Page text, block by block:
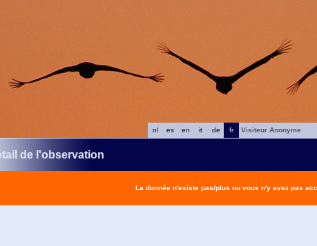
fr
de
it
en
es
nl
Visiteur Anonyme
de l'observation
La donnée n'existe pas/plus ou vous n'y avez pas